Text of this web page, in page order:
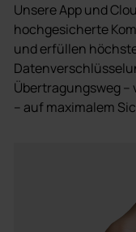
Unsere App und
hochgesicherte
und erfüllen
Übertragungsweg –
– auf maximalem